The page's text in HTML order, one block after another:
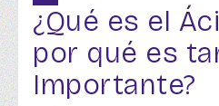
¿Qué es el
por qué es
Importante?